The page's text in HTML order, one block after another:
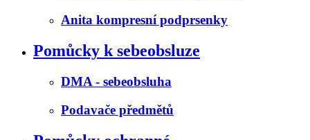
Anita kompresní podprsenky
Pomůcky k sebeobsluze
DMA - sebeobsluha
Podavače předmětů